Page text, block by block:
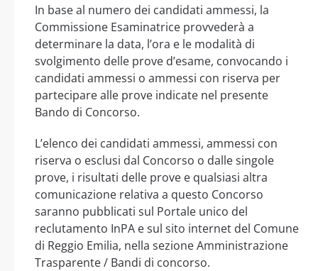
In base al numero dei candidati ammessi, la
Commissione Esaminatrice provvederà a
determinare la data, l’ora e le modalità di
svolgimento delle prove d’esame, convocando i
candidati ammessi o ammessi con riserva per
partecipare alle prove indicate nel presente
Bando di Concorso.
L’elenco dei candidati ammessi, ammessi con
riserva o esclusi dal Concorso o dalle singole
prove, i risultati delle prove e qualsiasi altra
comunicazione relativa a questo Concorso
saranno pubblicati sul Portale unico del
reclutamento InPA e sul sito internet del Comune
di Reggio Emilia, nella sezione Amministrazione
Trasparente / Bandi di concorso.